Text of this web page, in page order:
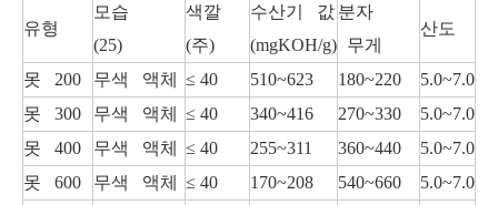
유형
모습
(25)
색깔
(주)
수산기 값
(mgKOH/g)
분자
무게
산도
못 200 무색 액체 ≤ 40 510~623 180~220
5.0~7.0
못 300
무색 액체 ≤ 40 340~416 270~330
5.0~7.0
못 400
무색 액체 ≤ 40 255~311 360~440
5.0~7.0
못 600
무색 액체 ≤ 40 170~208 540~660 5.0~7.0